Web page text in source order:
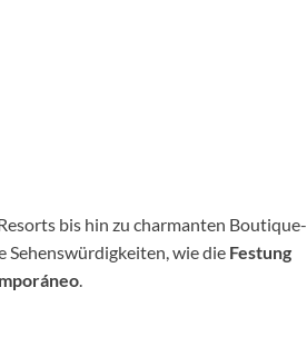
bis hin zu charmanten Boutique-
wie die Festung
.